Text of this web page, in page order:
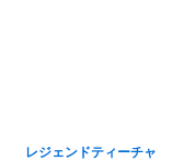
レジェンドティーチャ